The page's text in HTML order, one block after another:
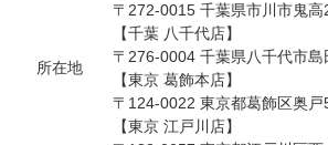
所在地
〒272-0015 千葉県市川市鬼
【千葉 八千代店】
〒276-0004 千葉県八千代市島
【東京 葛飾本店】
〒124-0022 東京都葛飾区奥
【東京 江戸川店】